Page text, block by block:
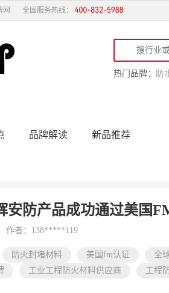
网 全国服务热线：
热门品牌： 防
品牌解读 新品推荐
精彩点评
安防产品成功通过美国
作者：138*****119
防火封堵材料 美国fm认证
全
工业工程防火材料供应商 工程